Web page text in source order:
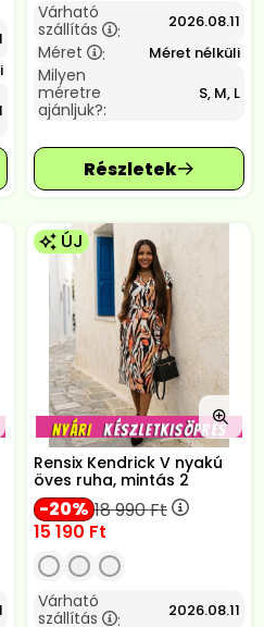
Várható
szállítás
: 2026.08.11
Méret : Méret nélküli
Milyen
méretre
ajánljuk?:
S, M, L
ÚJ
Rensix Kendrick V nyakú
öves ruha, mintás 2
20 18 990Ft
15 190 Ft
Várható
szállítás
: 2026.08.11